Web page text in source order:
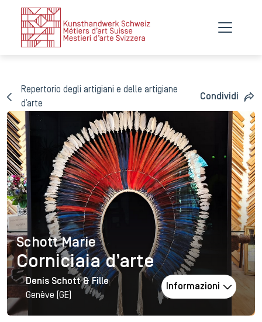
Repertorio degli artigiani e delle artigiane
d’arte
Condividi
Schott Marie
Schott Marie
Corniciaia d’arte
Denis Schott & Fille
Genève (GE)
Informazioni